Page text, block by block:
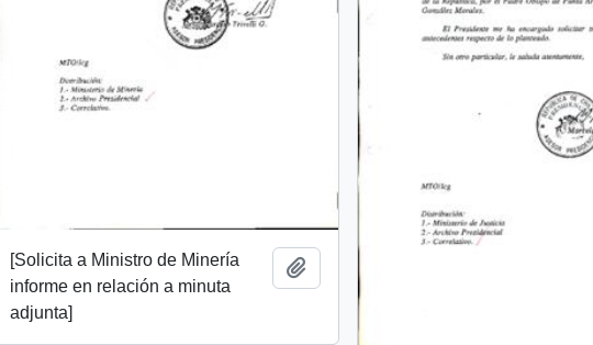
[Solicita a Ministro de Minería
informe en relación a minuta
adjunta]